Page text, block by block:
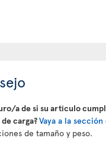
a de si su artículo
carga?Vaya a la
de tamaño y peso.